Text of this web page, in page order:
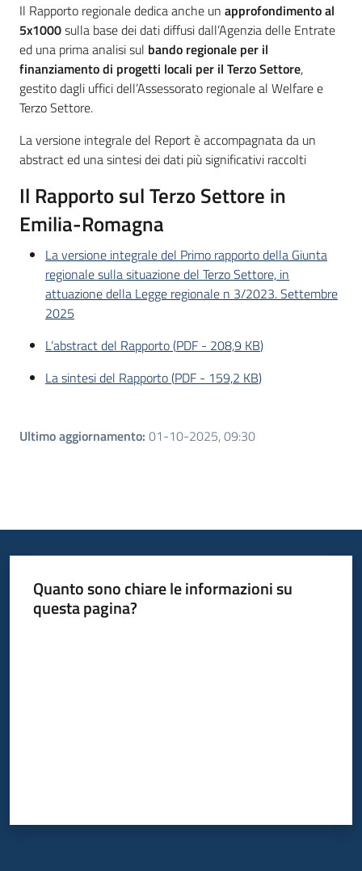
Il Rapporto regionale dedica anche un approfondimento al
5x1000sulla base dei dati diffusi dall’Agenzia delle Entrate
ed una prima analisi sul bando regionale per il
finanziamento di progetti locali per il Terzo Settore,
gestito dagli uffici dell’Assessorato regionale al Welfare e
Terzo Settore.
La versione integrale del Report è accompagnata da un
abstract ed una sintesi dei dati più significativi raccolti
Il Rapporto sul Terzo Settore in
Emilia-Romagna
La versione integrale del Primo rapporto della Giunta
regionale sulla situazione del Terzo Settore, in
attuazione della Legge regionale n 3/2023. Settembre
2025
L’abstract del Rapporto(PDF - 208,9 KB)
La sintesi del Rapporto(PDF - 159,2 KB)
Ultimo aggiornamento: 01-10-2025, 09:30
Quanto sono chiare le informazioni su
questa pagina?